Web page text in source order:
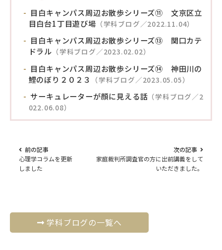
目白キャンパス周辺お散歩シリーズ⑪ 文京区立
目白台1丁目遊び場 （学科ブログ／2022.11.04）
目白キャンパス周辺お散歩シリーズ⑬ 関口カテ
ドラル （学科ブログ／2023.02.02）
目白キャンパス周辺お散歩シリーズ⑭ 神田川の
鯉のぼり２０２３
（学科ブログ／2023.05.05）
サーキュレーターが顔に見える話 （学科ブログ／2
022.06.08）
前の記事
心理学コラムを更新
しました
次の記事
家庭裁判所調査官の方に出前講義をして
いただきました。
学科ブログの一覧へ